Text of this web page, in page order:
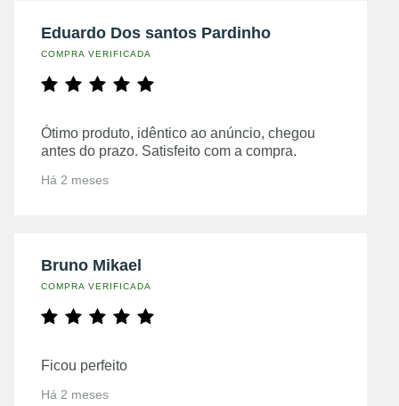
Eduardo Dos santos Pardinho
COMPRA VERIFICADA
Ótimo produto, idêntico ao anúncio, chegou
antes do prazo. Satisfeito com a compra.
Há 2 meses
Bruno Mikael
COMPRA VERIFICADA
Ficou perfeito
Há 2 meses